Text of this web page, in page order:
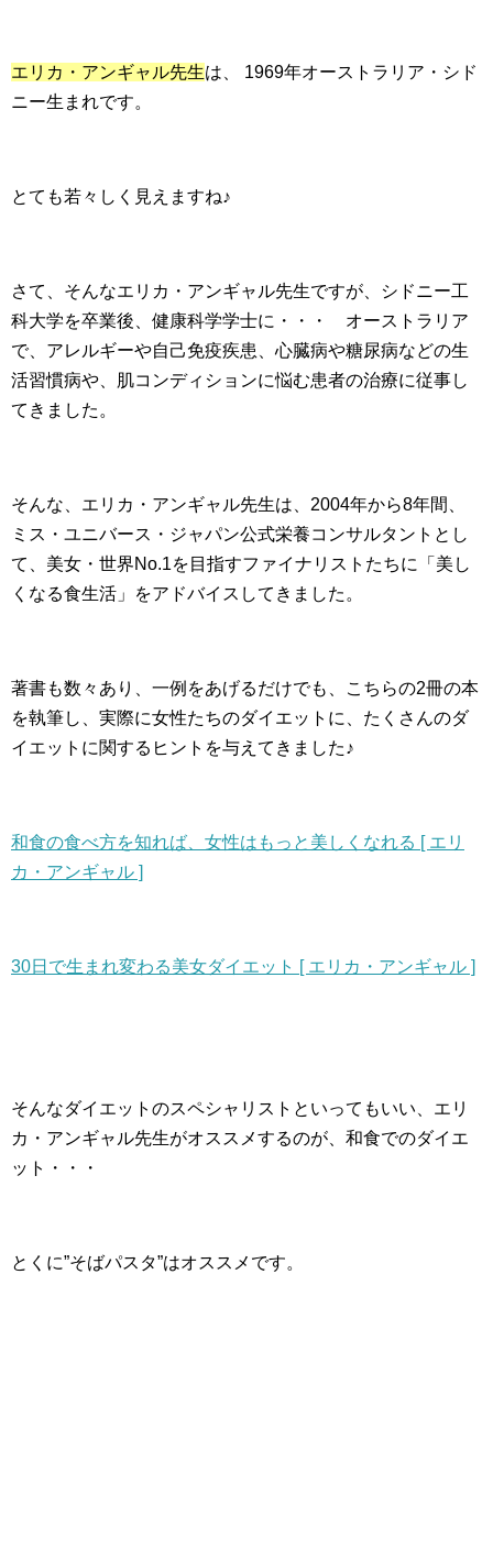
エリカ・アンギャル先生は、 1969年オーストラリア・シド
ニー生まれです。
とても若々しく見えますね♪
さて、そんなエリカ・アンギャル先生ですが、シドニー工
科大学を卒業後、健康科学学士に・・・ オーストラリア
で、アレルギーや自己免疫疾患、心臓病や糖尿病などの生
活習慣病や、肌コンディションに悩む患者の治療に従事し
てきました。
そんな、エリカ・アンギャル先生は、2004年から8年間、
ミス・ユニバース・ジャパン公式栄養コンサルタントとし
て、美女・世界No.1を目指すファイナリストたちに「美し
くなる食生活」をアドバイスしてきました。
著書も数々あり、一例をあげるだけでも、こちらの2冊の本
を執筆し、実際に女性たちのダイエットに、たくさんのダ
イエットに関するヒントを与えてきました♪
和食の食べ方を知れば、女性はもっと美しくなれる [ エリ
カ・アンギャル ]
30日で生まれ変わる美女ダイエット [ エリカ・アンギャル ]
そんなダイエットのスペシャリストといってもいい、エリ
カ・アンギャル先生がオススメするのが、和食でのダイエ
ット・・・
とくに”そばパスタ”はオススメです。